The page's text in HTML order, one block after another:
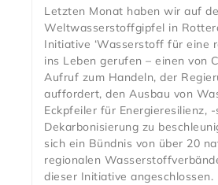
Letzten Monat haben wir auf
Weltwasserstoffgipfel in
Initiative ‘Wasserstoff für eine
ins Leben gerufen – einen von
Aufruf zum Handeln, der
auffordert, den Ausbau von
Eckpfeiler für Energieresilienz,
Dekarbonisierung zu
sich ein Bündnis von über 20
regionalen
dieser Initiative angeschlossen.